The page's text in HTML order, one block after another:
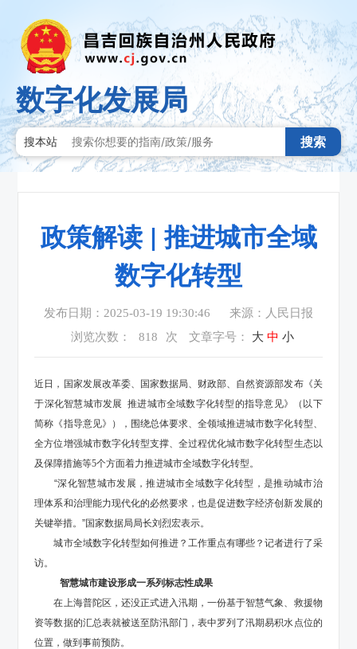
数字化发展局
搜本站 搜索
政策解读 | 推进城市全域
数字化转型
发布日期：2025-03-19 19:30:46
来源：人民日报
浏览次数：
818 次 文章字号： 大 中 小
近日，国家发展改革委、国家数据局、财政部、自然资源部发布《关
于深化智慧城市发展 推进城市全域数字化转型的指导意见》（以下
简称《指导意见》），围绕总体要求、全领域推进城市数字化转型、
全方位增强城市数字化转型支撑、全过程优化城市数字化转型生态以
及保障措施等5个方面着力推进城市全域数字化转型。
“深化智慧城市发展，推进城市全域数字化转型，是推动城市治
理体系和治理能力现代化的必然要求，也是促进数字经济创新发展的
关键举措。”国家数据局局长刘烈宏表示。
城市全域数字化转型如何推进？工作重点有哪些？记者进行了采
访。
智慧城市建设形成一系列标志性成果
在上海普陀区，还没正式进入汛期，一份基于智慧气象、救援物
资等数据的汇总表就被送至防汛部门，表中罗列了汛期易积水点位的
位置，做到事前预防。